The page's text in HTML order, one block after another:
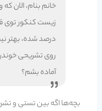
درصد شده، بهتر
روی تشریحی
آماده بشم؟
بچه‌ها اگه بین تستی و